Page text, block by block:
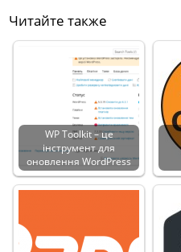
Читайте также
WP Toolkit – це
інструмент для
оновлення WordPress